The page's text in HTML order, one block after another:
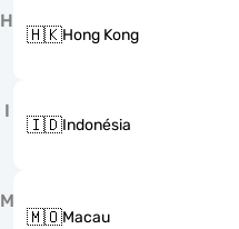
H
🇭🇰Hong Kong
I
🇮🇩Indonésia
M
🇲🇴Macau